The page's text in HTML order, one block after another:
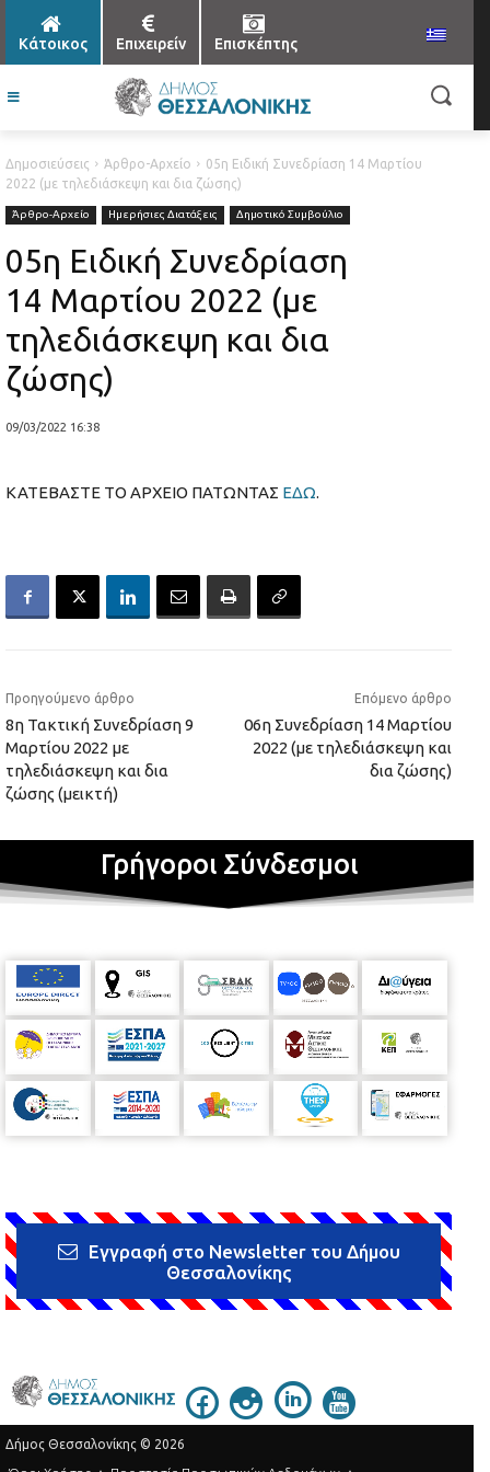
Κάτοικος Επιχειρείν Επισκέπτης
Δημοσιεύσεις Άρθρο-Αρχείο
05η Ειδική Συνεδρίαση 14 Μαρτίου
2022 (με τηλεδιάσκεψη και δια ζώσης)
Άρθρο-Αρχείο Ημερήσιες Διατάξεις Δημοτικό Συμβούλιο
05η Ειδική Συνεδρίαση
14 Μαρτίου 2022 (με
τηλεδιάσκεψη και δια
ζώσης)
09/03/2022 16:38
ΚΑΤΕΒΑΣΤΕ ΤΟ ΑΡΧΕΙΟ ΠΑΤΩΝΤΑΣ ΕΔΩ.
Προηγούμενο άρθρο
8η Τακτική Συνεδρίαση 9
Μαρτίου 2022 με
τηλεδιάσκεψη και δια
ζώσης (μεικτή)
Επόμενο άρθρο
06η Συνεδρίαση 14 Μαρτίου
2022 (με τηλεδιάσκεψη και
δια ζώσης)
Γρήγοροι Σύνδεσμοι
Εγγραφή στο Newsletter του Δήμου
Θεσσαλονίκης
Δήμος Θεσσαλονίκης © 2026